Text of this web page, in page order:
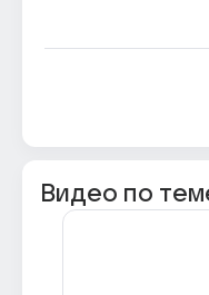
Видео по